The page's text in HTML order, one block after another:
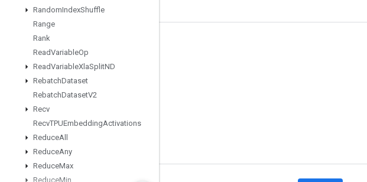
RandomIndexShuffle
Range
Rank
ReadVariableOp
ReadVariableXlaSplitND
RebatchDataset
RebatchDatasetV2
Recv
RecvTPUEmbeddingActivations
ReduceAll
ReduceAny
ReduceMax
ReduceMin
ブログ
フォーラム
Twitter
YouTube